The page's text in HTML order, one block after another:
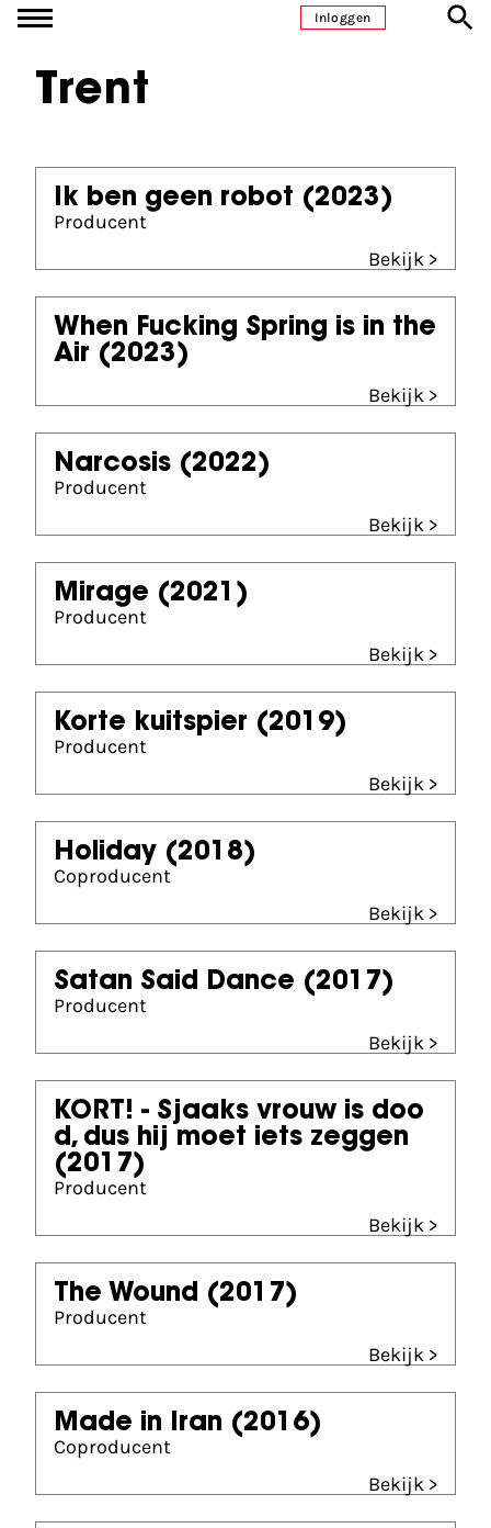
Ga naar inhoudInloggen
Trent
Ik ben geen robot (2023)
Producent
Bekijk >
When Fucking Spring is in the
Air (2023)
Bekijk >
Narcosis (2022)
Producent
Bekijk >
Mirage (2021)
Producent
Bekijk >
Korte kuitspier (2019)
Producent
Bekijk >
Holiday (2018)
Coproducent
Bekijk >
Satan Said Dance (2017)
Producent
Bekijk >
KORT! - Sjaaks vrouw is doo
d, dus hij moet iets zeggen
(2017)
Producent
Bekijk >
The Wound (2017)
Producent
Bekijk >
Made in Iran (2016)
Coproducent
Bekijk >